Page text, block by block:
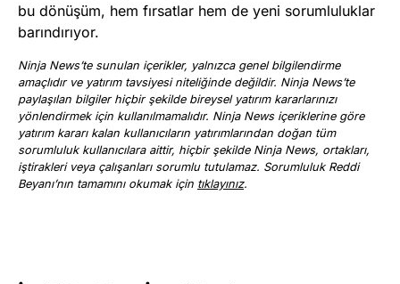
bu dönüşüm, hem fırsatlar hem de yeni sorumluluklar
barındırıyor.
Ninja News’te sunulan içerikler, yalnızca genel bilgilendirme
amaçlıdır ve yatırım tavsiyesi niteliğinde değildir. Ninja News’te
paylaşılan bilgiler hiçbir şekilde bireysel yatırım kararlarınızı
yönlendirmek için kullanılmamalıdır. Ninja News içeriklerine göre
yatırım kararı kalan kullanıcıların yatırımlarından doğan tüm
sorumluluk kullanıcılara aittir, hiçbir şekilde Ninja News, ortakları,
iştirakleri veya çalışanları sorumlu tutulamaz. Sorumluluk Reddi
Beyanı’nın tamamını okumak için tıklayınız.